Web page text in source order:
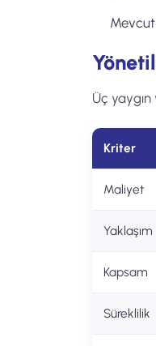
Mevcut
Üç yaygın
Kriter
Maliyet
Yaklaşım
Kapsam
Süreklilik